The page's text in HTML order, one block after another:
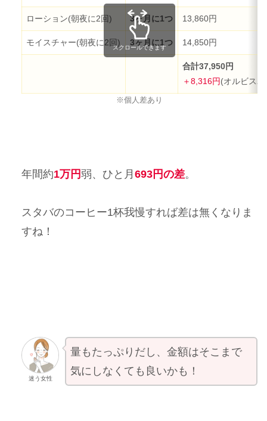
ローション(朝夜に2回) 3ヶ月に1つ 13,860円
モイスチャー(朝夜に2回) 3ヶ月に1つ 14,850円
合計37,950円
＋8,316円(オルビス
スクロールできます
※個人差あり
年間約1万円弱、ひと月 693円の差。
スタバのコーヒー1杯我慢すれば差は無くなりま
すね！
迷う女性
量もたっぷりだし、金額はそこまで
気にしなくても良いかも！